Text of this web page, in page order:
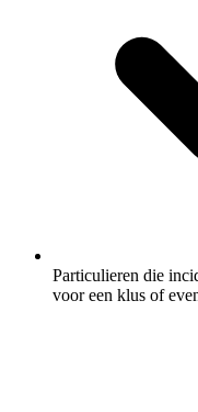
Particulieren die
voor een klus of